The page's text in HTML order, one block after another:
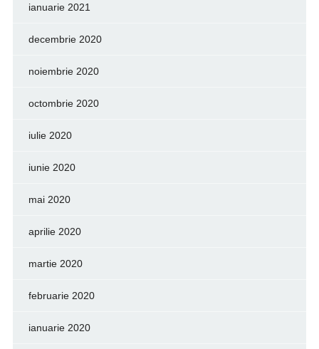
ianuarie 2021
decembrie 2020
noiembrie 2020
octombrie 2020
iulie 2020
iunie 2020
mai 2020
aprilie 2020
martie 2020
februarie 2020
ianuarie 2020